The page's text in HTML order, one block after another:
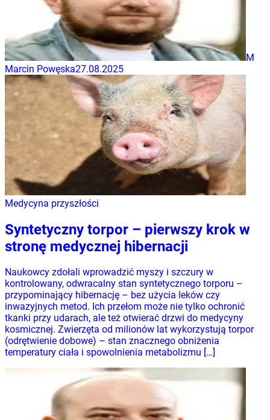
M
Marcin Powęska27.08.2025
Medycyna przyszłości
Syntetyczny torpor – pierwszy krok w
stronę medycznej hibernacji
Naukowcy zdołali wprowadzić myszy i szczury w
kontrolowany, odwracalny stan syntetycznego torporu –
przypominający hibernację – bez użycia leków czy
inwazyjnych metod. Ich przełom może nie tylko ochronić
tkanki przy udarach, ale też otwierać drzwi do medycyny
kosmicznej. Zwierzęta od milionów lat wykorzystują torpor
(odrętwienie dobowe) – stan znacznego obniżenia
temperatury ciała i spowolnienia metabolizmu […]